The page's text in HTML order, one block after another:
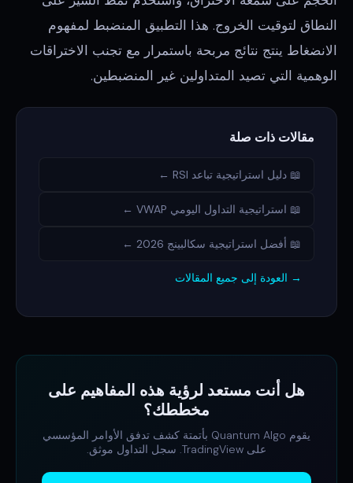
النطاق لتوقيت الخروج. هذا التطبيق المنضبط لمفهوم
الانضغاط ينتج نتائج مربحة باستمرار مع تجنب الاختراقات
الوهمية التي تصيد المتداولين غير المنضبطين.
مقالات ذات صلة
📖 دليل استراتيجية تباعد RSI ←
📖 استراتيجية التداول اليومي VWAP ←
📖 أفضل استراتيجية سكالبينج 2026 ←
→ العودة إلى جميع المقالات
هل أنت مستعد لرؤية هذه المفاهيم على
مخططك؟
يقوم Quantum Algo بأتمتة كشف تدفق الأوامر المؤسسي
على TradingView. سجل التداول موثق.